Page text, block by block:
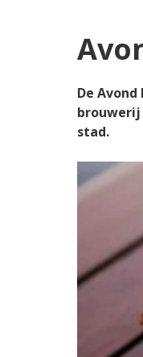
De
brouwerij
stad.